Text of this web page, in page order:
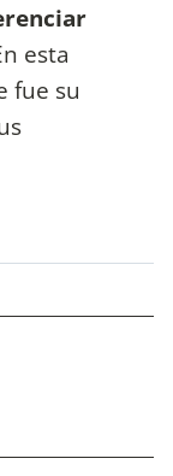
esta
fue su